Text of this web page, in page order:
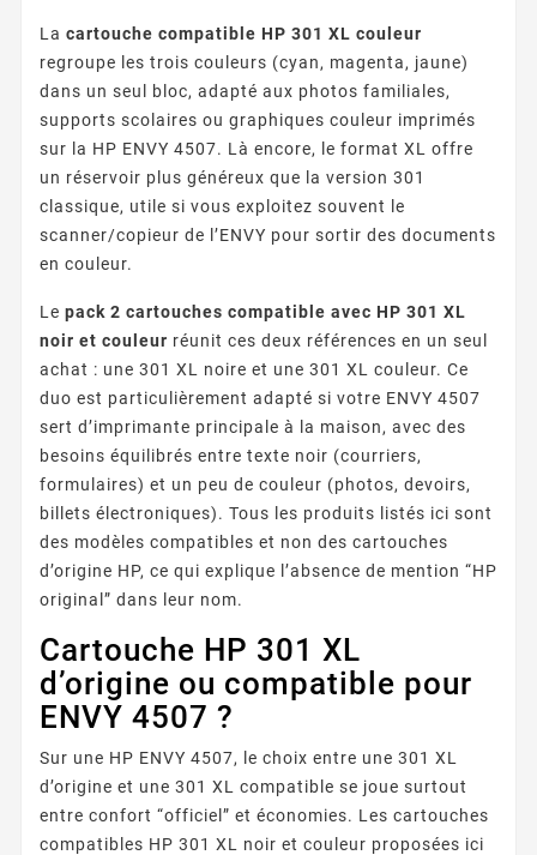
La cartouche compatible HP 301 XL couleur
regroupe les trois couleurs (cyan, magenta, jaune)
dans un seul bloc, adapté aux photos familiales,
supports scolaires ou graphiques couleur imprimés
sur la HP ENVY 4507. Là encore, le format XL offre
un réservoir plus généreux que la version 301
classique, utile si vous exploitez souvent le
scanner/copieur de l’ENVY pour sortir des documents
en couleur.
Le pack 2 cartouches compatible avec HP 301 XL
noir et couleur réunit ces deux références en un seul
achat : une 301 XL noire et une 301 XL couleur. Ce
duo est particulièrement adapté si votre ENVY 4507
sert d’imprimante principale à la maison, avec des
besoins équilibrés entre texte noir (courriers,
formulaires) et un peu de couleur (photos, devoirs,
billets électroniques). Tous les produits listés ici sont
des modèles compatibles et non des cartouches
d’origine HP, ce qui explique l’absence de mention “HP
original” dans leur nom.
Cartouche HP 301 XL
d’origine ou compatible pour
ENVY 4507 ?
Sur une HP ENVY 4507, le choix entre une 301 XL
d’origine et une 301 XL compatible se joue surtout
entre confort “officiel” et économies. Les cartouches
compatibles HP 301 XL noir et couleur proposées ici